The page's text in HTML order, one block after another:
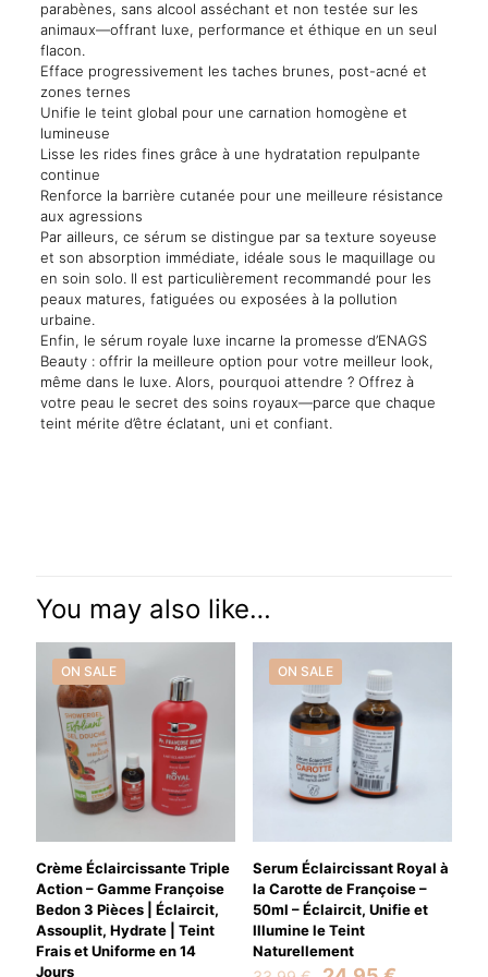
parabènes, sans alcool asséchant et non testée sur les
animaux—offrant luxe, performance et éthique en un seul
flacon.
Efface progressivement les taches brunes, post-acné et
zones ternes
Unifie le teint global pour une carnation homogène et
lumineuse
Lisse les rides fines grâce à une hydratation repulpante
continue
Renforce la barrière cutanée pour une meilleure résistance
aux agressions
Par ailleurs, ce sérum se distingue par sa texture soyeuse
et son absorption immédiate, idéale sous le maquillage ou
en soin solo. Il est particulièrement recommandé pour les
peaux matures, fatiguées ou exposées à la pollution
urbaine.
Enfin, le sérum royale luxe incarne la promesse d’ENAGS
Beauty : offrir la meilleure option pour votre meilleur look,
même dans le luxe. Alors, pourquoi attendre ? Offrez à
votre peau le secret des soins royaux—parce que chaque
teint mérite d’être éclatant, uni et confiant.
Luxe Pr Françoise Bédon –
Éclaircissant Multivitamines – 50ml –
Teint Éclatant & Unifié”
Your email address will not be published. Required fields are
marked*
Your rating
You may also like…
ON SALE
Crème Éclaircissante Triple
Action – Gamme Françoise
Bedon 3 Pièces | Éclaircit,
Assouplit, Hydrate | Teint
Frais et Uniforme en 14
Jours
ON SALE
Serum Éclaircissant Royal à
la Carotte de Françoise –
50ml – Éclaircit, Unifie et
Illumine le Teint
Naturellement